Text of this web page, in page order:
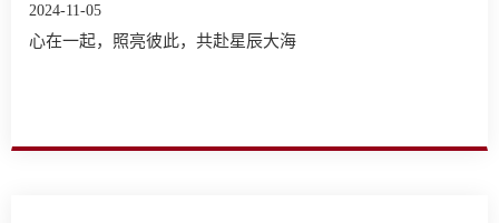
2024-11-05
心在一起，照亮彼此，共赴星辰大海